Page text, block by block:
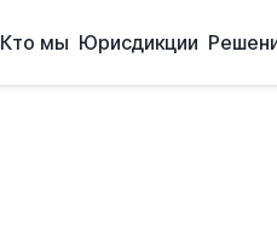
Кто мы Юрисдикции